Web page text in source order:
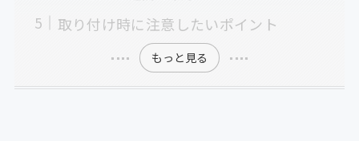
取り付け時に注意したいポイント
もっと見る